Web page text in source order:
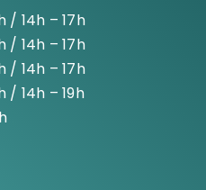
/ 14h – 17h
/ 14h – 17h
/ 14h – 17h
/ 14h – 19h